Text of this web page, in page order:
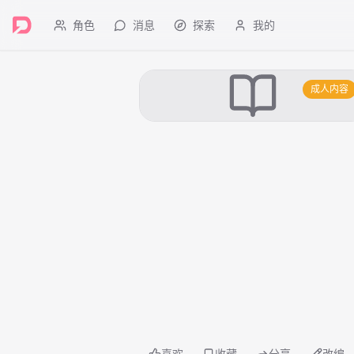
角色 消息 探索 我的
成人内容